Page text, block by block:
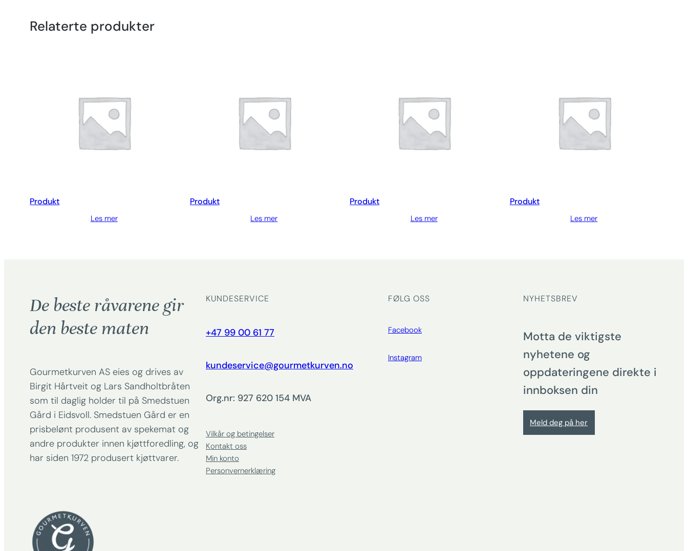
Relaterte produkter
Produkt
Les mer
Produkt
Les mer
Produkt
Les mer
Produkt
Les mer
De beste råvarene gir
den beste maten
Gourmetkurven AS eies og drives av
Birgit Hårtveit og Lars Sandholtbråten
som til daglig holder til på Smedstuen
Gård i Eidsvoll. Smedstuen Gård er en
prisbelønt produsent av spekemat og
andre produkter innen kjøttforedling, og
har siden 1972 produsert kjøttvarer.
KUNDESERVICE
+47 99 00 61 77
kundeservice@gourmetkurven.no
Org.nr: 927 620 154 MVA
Vilkår og betingelser
Kontakt oss
Min konto
Personvernerklæring
FØLG OSS
Facebook
Instagram
NYHETSBREV
Motta de viktigste
nyhetene og
oppdateringene direkte i
innboksen din
Meld deg på her